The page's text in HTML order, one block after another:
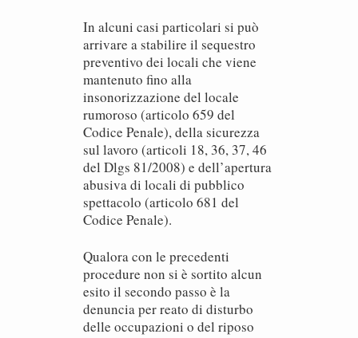
In alcuni casi particolari si può
arrivare a stabilire il sequestro
preventivo dei locali che viene
mantenuto fino alla
insonorizzazione del locale
rumoroso (articolo 659 del
Codice Penale), della sicurezza
sul lavoro (articoli 18, 36, 37, 46
del Dlgs 81/2008) e dell’apertura
abusiva di locali di pubblico
spettacolo (articolo 681 del
Codice Penale).
Qualora con le precedenti
procedure non si è sortito alcun
esito il secondo passo è la
denuncia per reato di disturbo
delle occupazioni o del riposo